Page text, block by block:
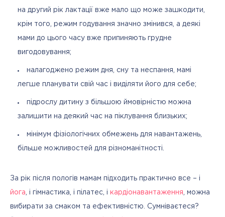
на другий рік лактації вже мало що може зашкодити,
крім того, режим годування значно змінився, а деякі
мами до цього часу вже припиняють грудне
вигодовування;
налагоджено режим дня, сну та неспання, мамі
легше планувати свій час і виділяти його для себе;
підрослу дитину з більшою ймовірністю можна
залишити на деякий час на піклування близьких;
мінімум фізіологічних обмежень для навантажень,
більше можливостей для різноманітності.
йога , і гімнастика, і пілатес, і кардіонавантаження , можна
вибирати за смаком та ефективністю. Сумніваєтеся?